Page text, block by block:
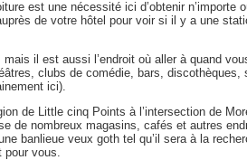
est une nécessité ici d’obtenir n’importe
de votre hôtel pour voir si il y a une
il est aussi l’endroit où aller à quand
clubs de comédie, bars, discothèques,
ici).
de Little cinq Points à l’intersection de
de nombreux magasins, cafés et autres
banlieue veux goth tel qu’il sera à la
vous.